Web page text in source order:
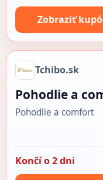
Zobraziť
Tchibo.sk
Pohodlie a
Pohodlie a comfort
Končí o 2 dni